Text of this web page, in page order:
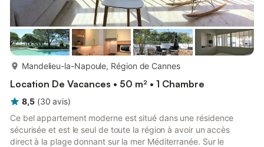
Mandelieu-la-Napoule, Région de Cannes
Location De Vacances • 50 m² • 1 Chambre
8,5 (30 avis)
Ce bel appartement moderne est situé dans une résidence
sécurisée et est le seul de toute la région à avoir un accès
direct à la plage donnant sur la mer Méditerranée. Sur le